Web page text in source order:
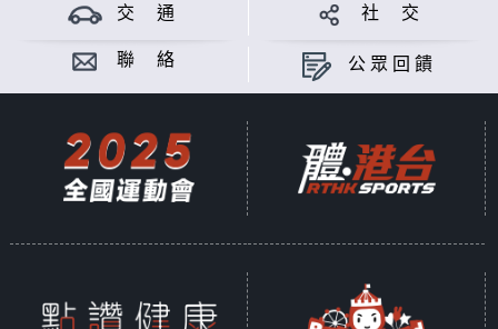
交 通 社 交
聯 絡 公眾回饋